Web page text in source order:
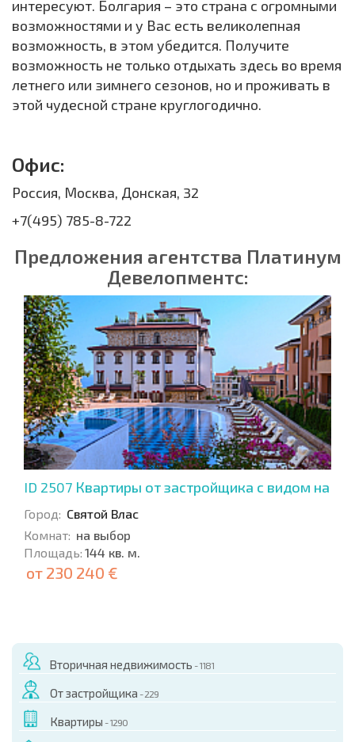
интересуют. Болгария – это страна с огромными
возможностями и у Вас есть великолепная
возможность, в этом убедится. Получите
возможность не только отдыхать здесь во время
летнего или зимнего сезонов, но и проживать в
этой чудесной стране круглогодично.
Офис:
Россия, Москва, Донская, 32
+7(495) 785-8-722
Предложения агентства Платинум
Девелопментс:
ID 2507 Квартиры от застройщика с видом на
залив
Город: Святой Влас
Комнат: на выбор
Площадь: 144 кв. м.
от 230 240 €
Вторичная недвижимость - 1181
От застройщика - 229
Квартиры - 1290